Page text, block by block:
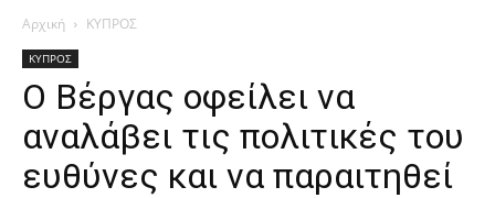
Αρχική ΚΥΠΡΟΣ
ΚΥΠΡΟΣ
Ο Βέργας οφείλει να
αναλάβει τις πολιτικές του
ευθύνες και να παραιτηθεί